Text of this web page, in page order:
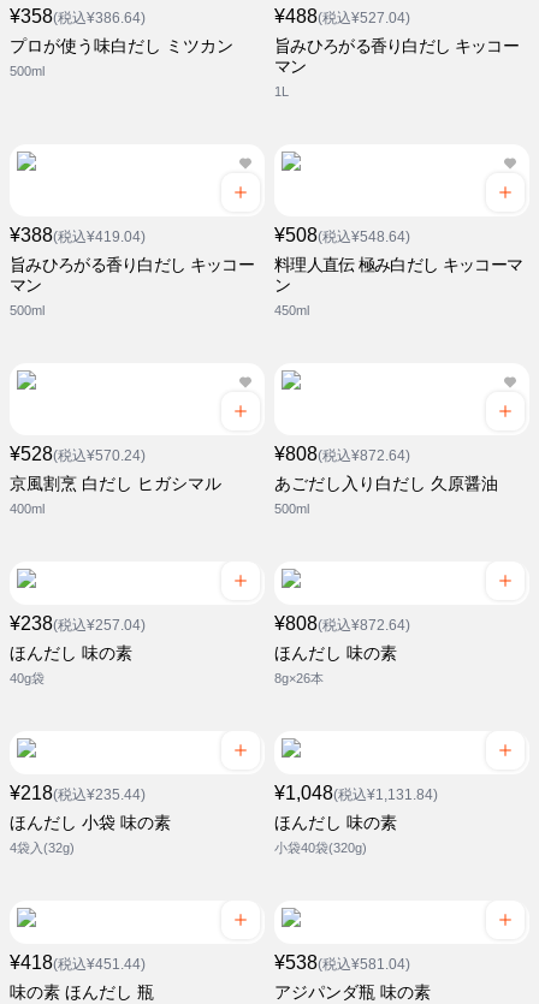
¥358(税込¥386.64)
プロが使う味白だし ミツカン
500ml
¥488(税込¥527.04)
旨みひろがる香り白だし キッコー
マン
1L
¥388(税込¥419.04)
旨みひろがる香り白だし キッコー
マン
500ml
¥508(税込¥548.64)
料理人直伝 極み白だし キッコーマ
ン
450ml
¥528(税込¥570.24)
京風割烹 白だし ヒガシマル
400ml
¥808(税込¥872.64)
あごだし入り白だし 久原醤油
500ml
¥238(税込¥257.04)
ほんだし 味の素
40g袋
¥808(税込¥872.64)
ほんだし 味の素
8g×26本
¥218(税込¥235.44)
ほんだし 小袋 味の素
4袋入(32g)
¥1,048(税込¥1,131.84)
ほんだし 味の素
小袋40袋(320g)
¥418(税込¥451.44)
味の素 ほんだし 瓶
¥538(税込¥581.04)
アジパンダ瓶 味の素